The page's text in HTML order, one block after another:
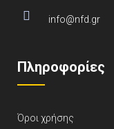
info@nfd.gr
Πληροφορίες
Όροι χρήσης